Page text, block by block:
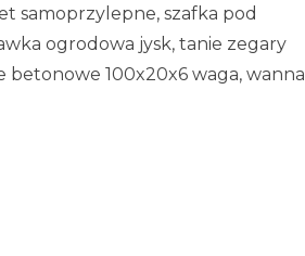
samoprzylepne, szafka pod
ogrodowa jysk, tanie zegary
betonowe 100x20x6 waga, wanna